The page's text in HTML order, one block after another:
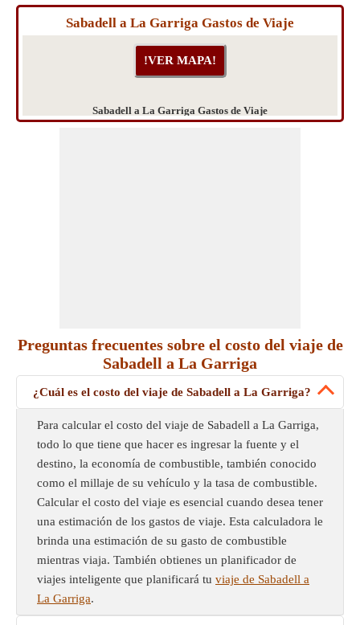
Sabadell a La Garriga Gastos de Viaje
Sabadell a La Garriga Gastos de Viaje
Preguntas frecuentes sobre el costo del viaje de
Sabadell a La Garriga
¿Cuál es el costo del viaje de Sabadell a La Garriga?
Para calcular el costo del viaje de Sabadell a La Garriga,
todo lo que tiene que hacer es ingresar la fuente y el
destino, la economía de combustible, también conocido
como el millaje de su vehículo y la tasa de combustible.
Calcular el costo del viaje es esencial cuando desea tener
una estimación de los gastos de viaje. Esta calculadora le
brinda una estimación de su gasto de combustible
mientras viaja. También obtienes un planificador de
viajes inteligente que planificará tu viaje de Sabadell a
La Garriga.